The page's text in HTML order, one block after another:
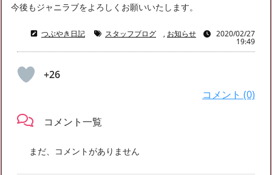
今後もジャニラブをよろしくお願いいたします。
つぶやき日記 スタッフブログ , お知らせ 2020/02/27
19:49
+26
コメント (0)
コメント一覧
まだ、コメントがありません